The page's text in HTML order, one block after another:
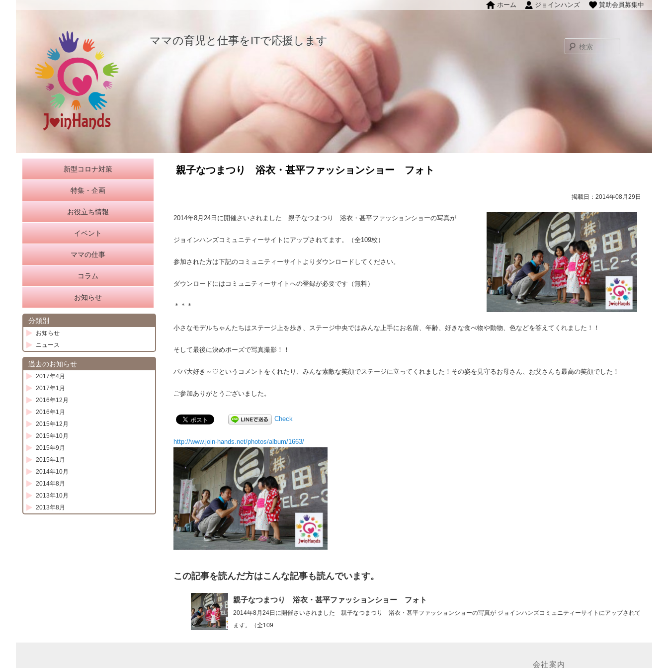
ママの育児と仕事をITで応援します
メ
ホーム ジョインハンズ 賛助会員募集中
親子なつまつり 浴衣・甚平ファッションショー フォト
掲載日：2014年08月29日
2014年8月24日に開催さいされました 親子なつまつり 浴衣・甚平ファッションショーの写真が
ジョインハンズコミュニティーサイトにアップされてます。（全109枚）
参加された方は下記のコミュニティーサイトよりダウンロードしてください。
ダウンロードにはコミュニティーサイトへの登録が必要です（無料）
＊＊＊
小さなモデルちゃんたちはステージ上を歩き、ステージ中央ではみんな上手にお名前、年齢、好きな食べ物や動物、色などを答えてくれました！！
そして最後に決めポーズで写真撮影！！
パパ大好き～♡というコメントをくれたり、みんな素敵な笑顔でステージに立ってくれました！その姿を見守るお母さん、お父さんも最高の笑顔でした！
ご参加ありがとうございました。
Check
http://www.join-hands.net/photos/album/1663/
この記事を読んだ方はこんな記事も読んでいます。
親子なつまつり 浴衣・甚平ファッションショー フォト
2014年8月24日に開催さいされました 親子なつまつり 浴衣・甚平ファッションショーの写真が ジョインハンズコミュニティーサイトにアップされて
ます。（全109…
新型コロナ対策
特集・企画
お役立ち情報
イベント
ママの仕事
コラム
お知らせ
分類別
お知らせ
ニュース
過去のお知らせ
2017年4月
2017年1月
2016年12月
2016年1月
2015年12月
2015年10月
2015年9月
2015年1月
2014年10月
2014年8月
2013年10月
2013年8月
会社案内